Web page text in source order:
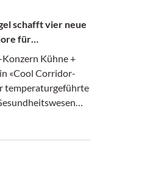
schafft vier neue
für
Kühne +
«Cool Corridor-
temperaturgeführte